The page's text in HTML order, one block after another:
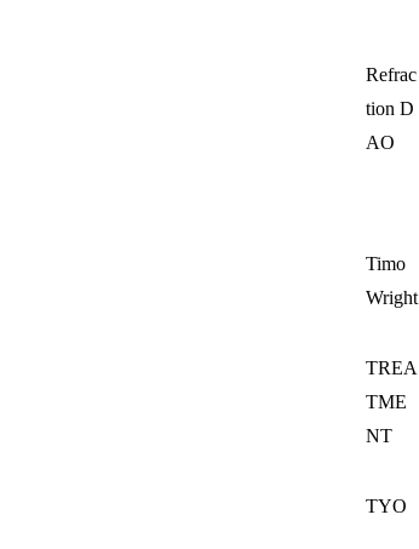
Refrac
tion D
AO
Timo
Wright
TREA
TME
NT
TYO